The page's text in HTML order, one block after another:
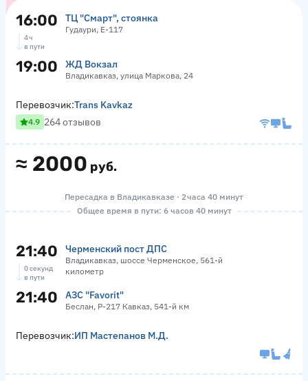
16:00 ТЦ "Смарт", стоянка
Гудаури, Е-117
4 ч
в пути
19:00 ЖД Вокзал
Владикавказ, улица Маркова, 24
≈ 2000 руб.
Перевозчик:Trans Kavkaz
4.9 264 отзывов
Пересадка в Владикавказе · 2 часа 40 минут
Общее время в пути: 6 часов 40 минут
21:40 Черменский пост ДПС
Владикавказ, шоссе Черменское, 561-й
километр
0 секунд
в пути
21:40 АЗС "Favorit"
Беслан, Р-217 Кавказ, 541-й км
Перевозчик:ИП Мастепанов М.Д.